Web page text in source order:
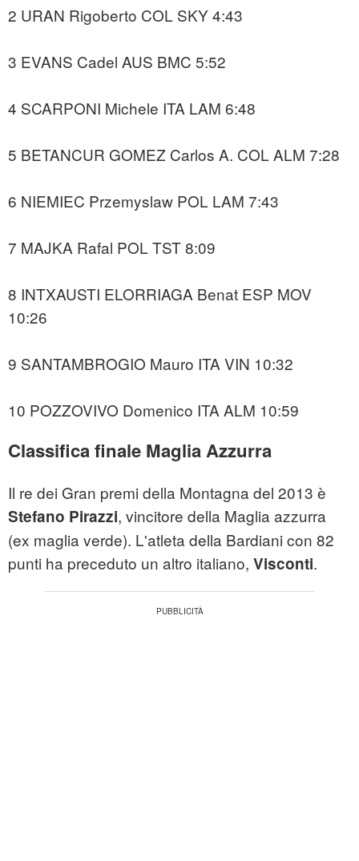
2 URAN Rigoberto COL SKY 4:43
3 EVANS Cadel AUS BMC 5:52
4 SCARPONI Michele ITA LAM 6:48
5 BETANCUR GOMEZ Carlos A. COL ALM 7:28
6 NIEMIEC Przemyslaw POL LAM 7:43
7 MAJKA Rafal POL TST 8:09
8 INTXAUSTI ELORRIAGA Benat ESP MOV
10:26
9 SANTAMBROGIO Mauro ITA VIN 10:32
10 POZZOVIVO Domenico ITA ALM 10:59
Classifica finale Maglia Azzurra
Il re dei Gran premi della Montagna del 2013 è
Stefano Pirazzi, vincitore della Maglia azzurra
(ex maglia verde). L'atleta della Bardiani con 82
punti ha preceduto un altro italiano, Visconti.